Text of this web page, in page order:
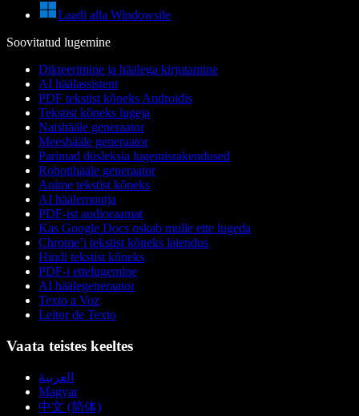
Laadi alla Windowsile
Soovitatud lugemine
Dikteerimine ja häälega kirjutamine
AI häälassistent
PDF tekstist kõneks Androidis
Tekstist kõneks lugeja
Naishääle generaator
Meeshääle generaator
Parimad düsleksia lugemisrakendused
Robotihääle generaator
Anime tekstist kõneks
AI häälemuutja
PDF-ist audioraamat
Kas Google Docs oskab mulle ette lugeda
Chrome’i tekstist kõneks laiendus
Hindi tekstist kõneks
PDF-i ettelugemine
AI häälegeneraator
Texto a Voz
Leitor de Texto
Vaata teistes keeltes
العربية
Magyar
中文 (简体)